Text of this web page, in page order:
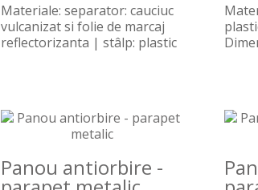
Materiale: separator: cauciuc
vulcanizat si folie de marcaj
reflectorizanta | stâlp: plastic
Panou antiorbire -